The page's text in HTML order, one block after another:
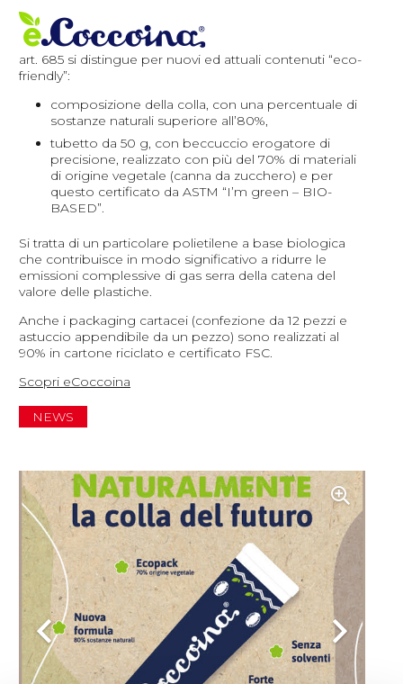
art. 685 si distingue per nuovi ed attuali contenuti “eco-
friendly”:
composizione della colla, con una percentuale di
sostanze naturali superiore all’80%,
tubetto da 50 g, con beccuccio erogatore di
precisione, realizzato con più del 70% di materiali
di origine vegetale (canna da zucchero) e per
questo certificato da ASTM “I’m green – BIO-
BASED”.
Si tratta di un particolare polietilene a base biologica
che contribuisce in modo significativo a ridurre le
emissioni complessive di gas serra della catena del
valore delle plastiche.
Anche i packaging cartacei (confezione da 12 pezzi e
astuccio appendibile da un pezzo) sono realizzati al
90% in cartone riciclato e certificato FSC.
Scopri eCoccoina
NEWS